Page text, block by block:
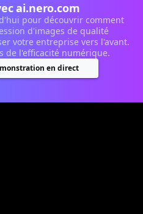
ai.nero.com
pour découvrir comment
d'images de qualité
votre entreprise vers l'avant.
de l'efficacité numérique.
en direct